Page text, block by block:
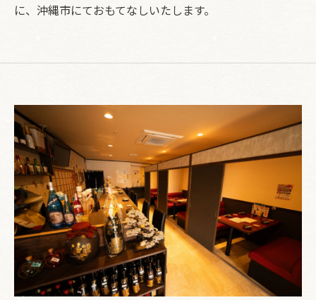
に、沖縄市にておもてなしいたします。